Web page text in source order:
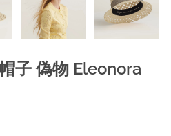
子 偽物 Eleonora